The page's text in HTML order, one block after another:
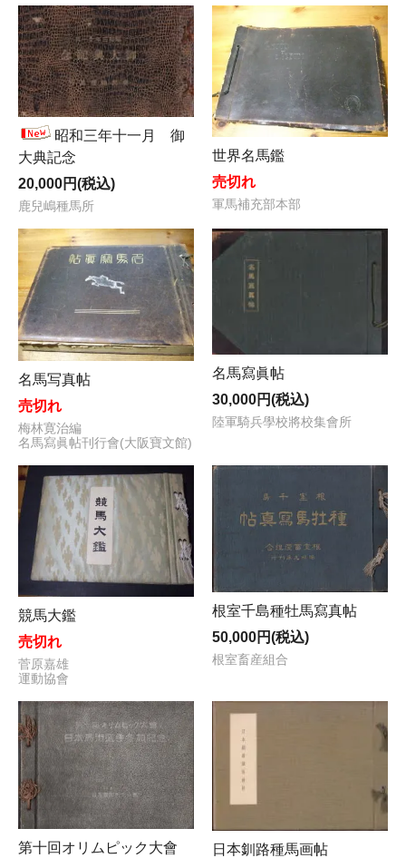
昭和三年十一月 御
大典記念
20,000円(税込)
鹿兒嶋種馬所
世界名馬鑑
売切れ
軍馬補充部本部
名馬写真帖
売切れ
梅林寛治編
名馬寫眞帖刊行會(大阪寶文館)
名馬寫眞帖
30,000円(税込)
陸軍騎兵學校將校集會所
競馬大鑑
売切れ
菅原嘉雄
運動協會
根室千島種牡馬寫真帖
50,000円(税込)
根室畜産組合
第十回オリムピック大會
日本釧路種馬画帖